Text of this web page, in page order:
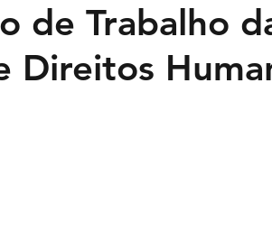
de Trabalho
Direitos